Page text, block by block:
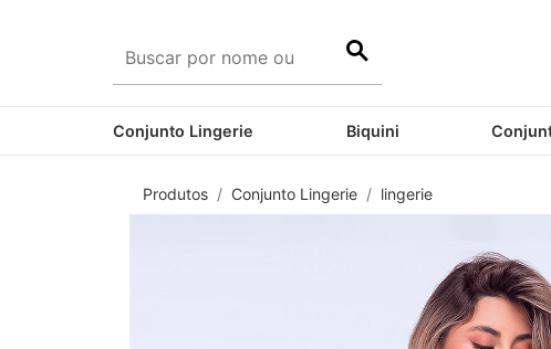
Conjunto Lingerie Biquini
Produtos Conjunto Lingerie lingerie